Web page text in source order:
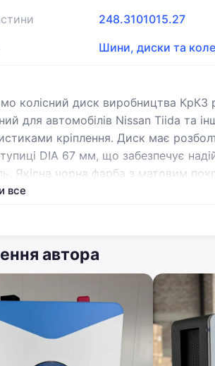
248.3101015.27
Шини, диски та
колісний диск виробництва КрКЗ
для автомобілів Nissan Tiida та
кріплення. Диск має
DIA 67 мм, що забезпечує
Якісна чорна фарба з матовим
цьому зберігаючи надійність та
усім необхідним стандартам
все
автора